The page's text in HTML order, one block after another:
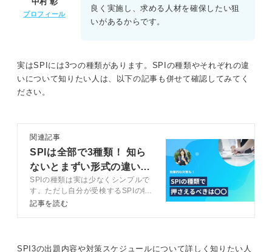
プロフィール
良く実施し、求める人材を確保したい狙
いがあるからです。
実はSPIには3つの種類があります。SPIの種類やそれぞれの違
いについて知りたい人は、以下の記事も併せて確認してみてく
ださい。
関連記事
SPIは全部で3種類！ 知ら
ないとまずい形式の違いと
対策も解説
SPIの種類は実は少なくシンプルで
す。ただし自分が受検するSPIの特
徴を理解していないと、せっかくの
解説するので、効果的な対策をしま
記事を読む
SPI3の出題内容や対策スケジュールについて詳しく知りたい人